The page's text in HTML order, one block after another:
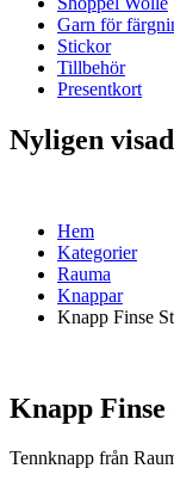
Garn för
Stickor
Tillbehör
Presentkort
Nyligen
Hem
Kategorier
Rauma
Knappar
Knapp Finse
Knapp Finse
Tennknapp från